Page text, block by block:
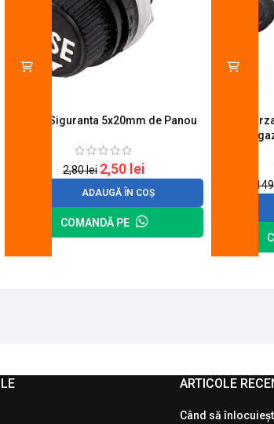
Suport Siguranta 5x20mm de Panou
2,80lei 2,50 lei
ADAUGĂ ÎN COȘ
COMANDĂ PE
Set 4
ARTICOLE
Când să